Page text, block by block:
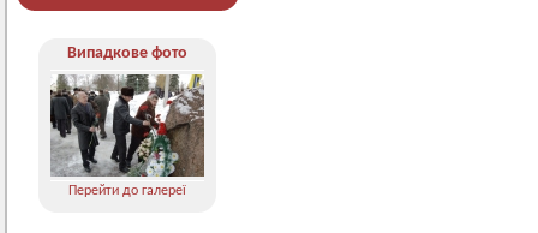
Випадкове фото
Перейти до галереї